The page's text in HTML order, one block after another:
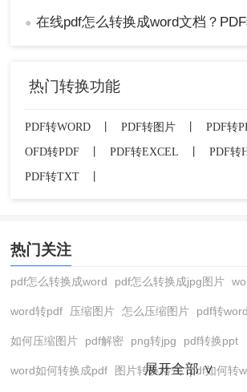
● 在线pdf怎么转换成word文档？PDF猫与转转大师2种在线工具
热门转换功能
PDF转WORD PDF转图片 PDF转
OFD转PDF
PDF转EXCEL PDF转
PDF转TXT
热门关注
pdf怎么转换成word pdf怎么转换成jpg图片
word转pdf 压缩图片 怎么压缩图片 pdf转
如何压缩图片 pdf解密 png转jpg pdf转换ppt
word如何转换成pdf 图片转换格式 pdf如何转
展开全部 ∨